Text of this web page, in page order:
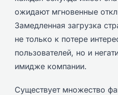
ожидают мгновенные
Замедленная загрузка
не только к потере
пользователей, но и
имидже компании.
Существует множество